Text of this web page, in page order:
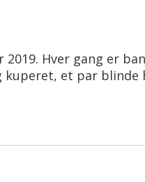
Hver gang er
et par blinde